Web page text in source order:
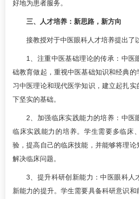
好地为患者服务。
三、人才培养：新思路，新方向
接教授对于中医眼科人才培养提出了
1、注重中医基础理论的传承：中医
础教育做起，重视中医基础知识和经典
习中医理论和现代医学知识，建立起扎
下坚实的基础。
2、加强临床实践能力的培养：中医
临床实践能力的培养。学生需要多临床
验，提高自己的临床技能，并能够将理论
解决临床问题。
3、提升科研创新能力：中医眼科人
新能力的提升。学生需要具备科研意识